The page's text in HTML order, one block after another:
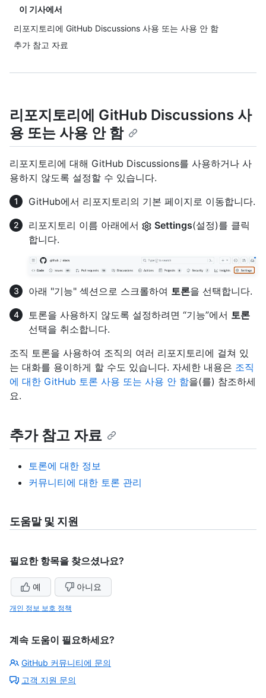
이 기사에서
리포지토리에 GitHub Discussions 사용 또는 사용 안 함
추가 참고 자료
리포지토리에 GitHub Discussions 사
용 또는 사용 안 함
리포지토리에 대해 GitHub Discussions를 사용하거나 사
용하지 않도록 설정할 수 있습니다.
GitHub에서 리포지토리의 기본 페이지로 이동합니다.
리포지토리 이름 아래에서
Settings(설정)를 클릭
합니다.
아래 "기능" 섹션으로 스크롤하여 토론을 선택합니다.
토론을 사용하지 않도록 설정하려면 “기능”에서 토론
선택을 취소합니다.
조직 토론을 사용하여 조직의 여러 리포지토리에 걸쳐 있
는 대화를 용이하게 할 수도 있습니다. 자세한 내용은 조직
에 대한 GitHub 토론 사용 또는 사용 안 함을(를) 참조하세
요.
추가 참고 자료
토론에 대한 정보
커뮤니티에 대한 토론 관리
도움말 및 지원
필요한 항목을 찾으셨나요?
예 아니요
개인 정보 보호 정책
계속 도움이 필요하세요?
GitHub 커뮤니티에 문의
고객 지원 문의